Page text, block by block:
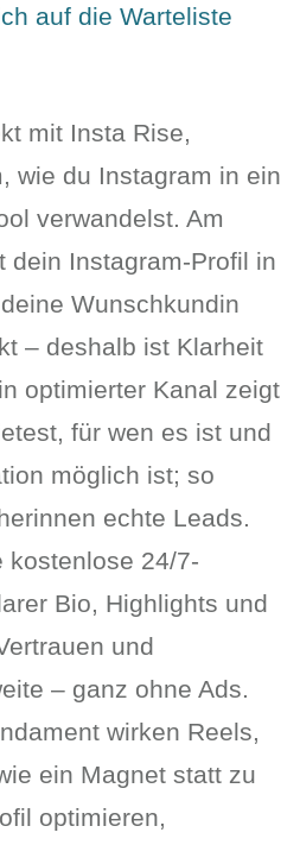
auf die Warteliste
mit Insta Rise,
wie du Instagram in ein
verwandelst. Am
dein Instagram-Profil in
Wunschkundin
– deshalb ist Klarheit
optimierter Kanal zeigt
für wen es ist und
möglich ist; so
echte Leads.
kostenlose 24/7-
Bio, Highlights und
und
– ganz ohne Ads.
wirken Reels,
ein Magnet statt zu
optimieren,